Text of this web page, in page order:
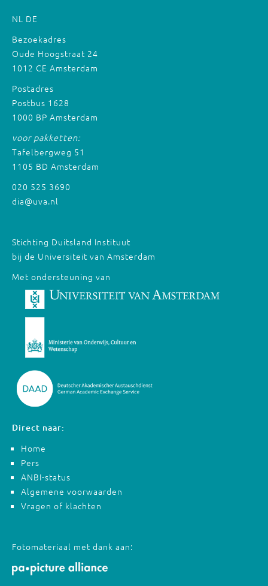
NL DE
Bezoekadres
Oude Hoogstraat 24
1012 CE Amsterdam
Postadres
Postbus 1628
1000 BP Amsterdam
voor pakketten:
Tafelbergweg 51
1105 BD Amsterdam
020 525 3690
dia@uva.nl
Stichting Duitsland Instituut
bij de Universiteit van Amsterdam
Met ondersteuning van
Direct naar:
Home
Pers
ANBI-status
Algemene voorwaarden
Vragen of klachten
Fotomateriaal met dank aan: